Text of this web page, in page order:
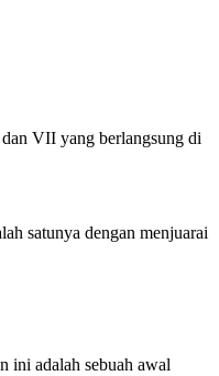
VII yang berlangsung di
satunya dengan menjuarai
ini adalah sebuah awal